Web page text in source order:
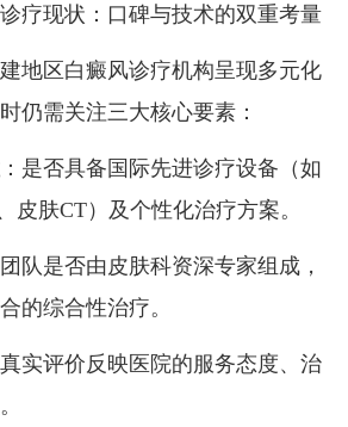
现状：口碑与技术的双重考量
区白癜风诊疗机构呈现多元化
仍需关注三大核心要素：
：是否具备国际先进诊疗设备（如
皮肤CT）及个性化治疗方案。
队是否由皮肤科资深专家组成，
的综合性治疗。
实评价反映医院的服务态度、治